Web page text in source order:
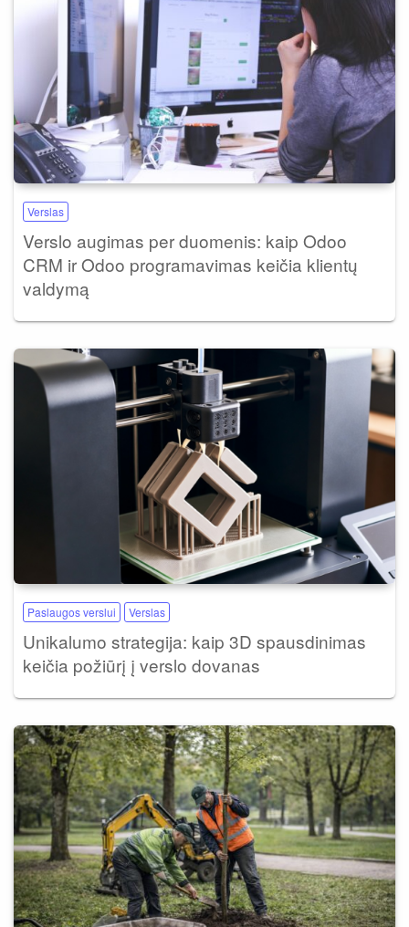
Verslas
Verslo augimas per duomenis: kaip Odoo
CRM ir Odoo programavimas keičia klientų
valdymą
Paslaugos verslui Verslas
Unikalumo strategija: kaip 3D spausdinimas
keičia požiūrį į verslo dovanas